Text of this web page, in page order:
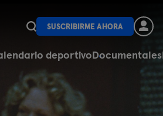
deportivoDocumentales
SUSCRIBIRME AHORA